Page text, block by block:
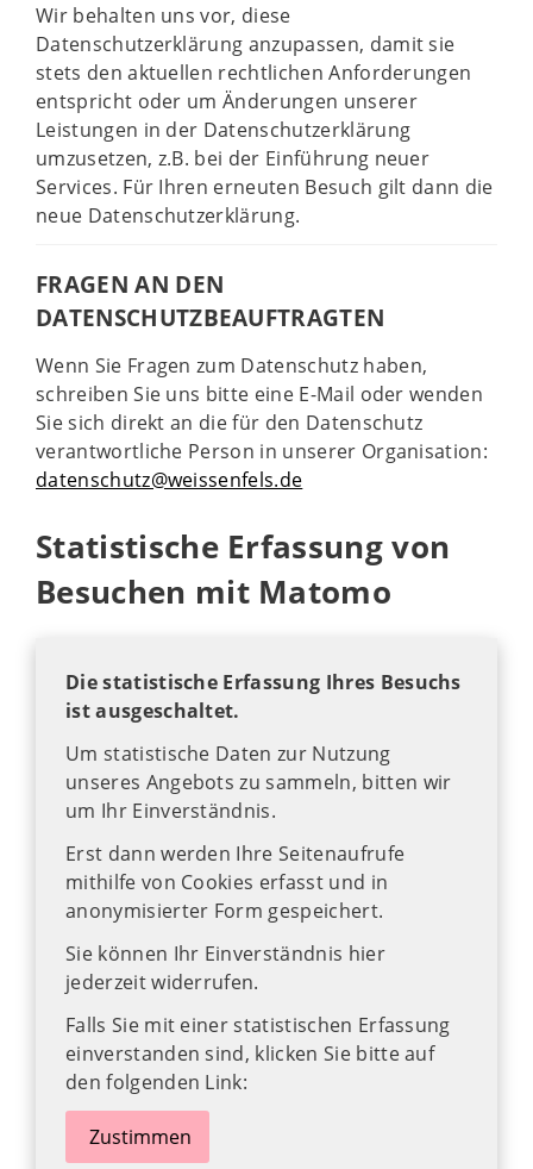
Wir behalten uns vor, diese
Datenschutzerklärung anzupassen, damit sie
stets den aktuellen rechtlichen Anforderungen
entspricht oder um Änderungen unserer
Leistungen in der Datenschutzerklärung
umzusetzen, z.B. bei der Einführung neuer
Services. Für Ihren erneuten Besuch gilt dann die
neue Datenschutzerklärung.
FRAGEN AN DEN
DATENSCHUTZBEAUFTRAGTEN
Wenn Sie Fragen zum Datenschutz haben,
schreiben Sie uns bitte eine E-Mail oder wenden
Sie sich direkt an die für den Datenschutz
verantwortliche Person in unserer Organisation:
datenschutz@weissenfels.de
Statistische Erfassung von
Besuchen mit Matomo
Die statistische Erfassung Ihres Besuchs
ist ausgeschaltet.
Um statistische Daten zur Nutzung
unseres Angebots zu sammeln, bitten wir
um Ihr Einverständnis.
Erst dann werden Ihre Seitenaufrufe
mithilfe von Cookies erfasst und in
anonymisierter Form gespeichert.
Sie können Ihr Einverständnis hier
jederzeit widerrufen.
Falls Sie mit einer statistischen Erfassung
einverstanden sind, klicken Sie bitte auf
den folgenden Link:
Zustimmen